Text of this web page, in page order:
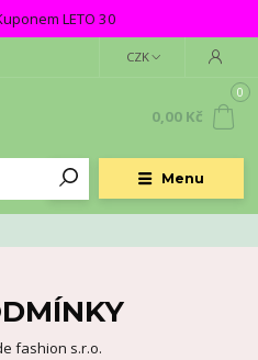
LETO 30
Menu
CZK
0
0,00 Kč
fashion s.r.o.